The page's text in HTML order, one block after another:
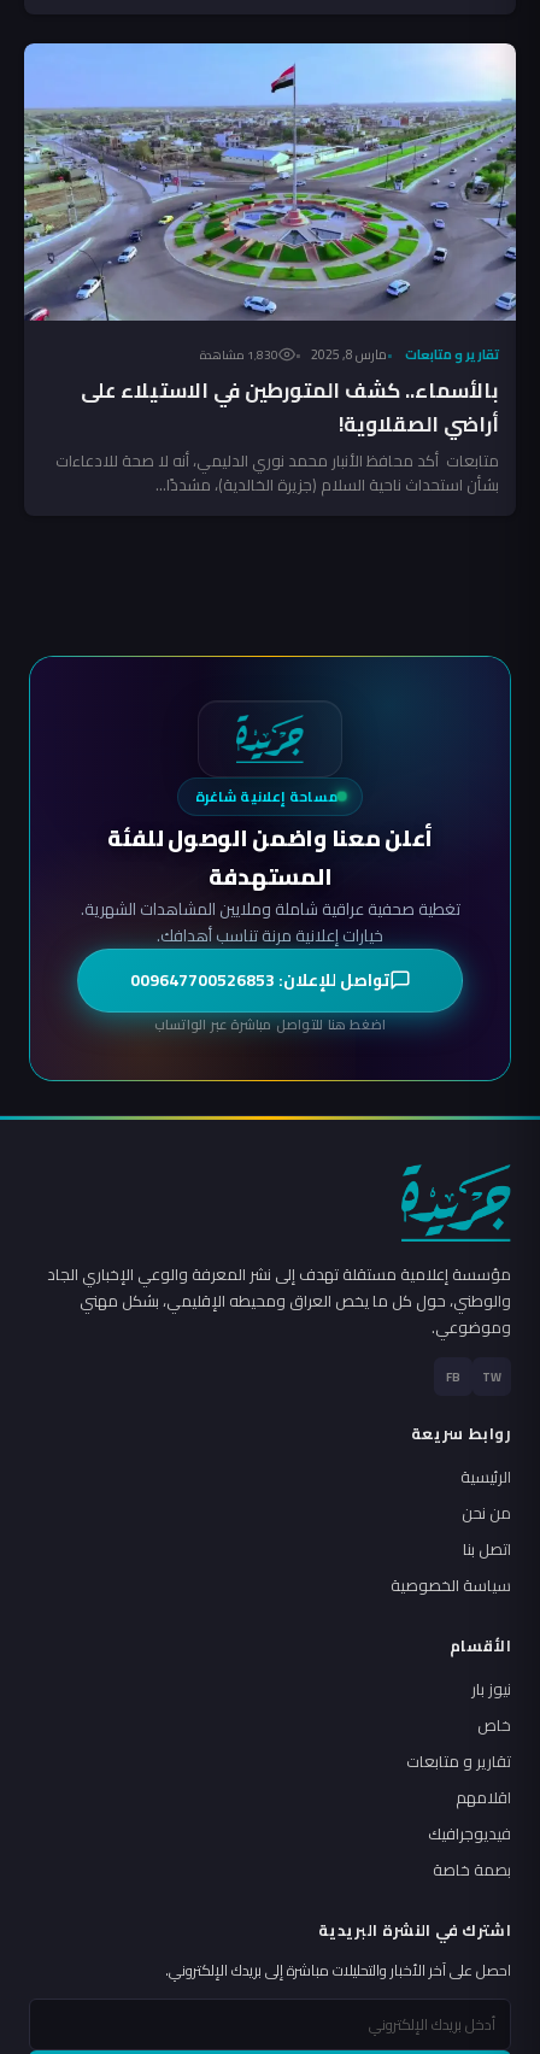
تقارير و متابعات مارس 8, 2025 1٬830 مشاهدة
بالأسماء.. كشف المتورطين في الاستيلاء على
أراضي الصقلاوية!
متابعات أكد محافظ الأنبار محمد نوري الدليمي، أنه لا صحة للادعاءات
بشأن استحداث ناحية السلام (جزيرة الخالدية)، مشددًا...
مساحة إعلانية شاغرة
أعلن معنا واضمن الوصول للفئة
المستهدفة
تغطية صحفية عراقية شاملة وملايين المشاهدات الشهرية.
خيارات إعلانية مرنة تناسب أهدافك.
تواصل للإعلان: 009647700526853
اضغط هنا للتواصل مباشرة عبر الواتساب
مؤسسة إعلامية مستقلة تهدف إلى نشر المعرفة والوعي الإخباري الجاد
والوطني، حول كل ما يخص العراق ومحيطه الإقليمي، بشكل مهني
وموضوعي.
TW
FB
روابط سريعة
الرئيسية
من نحن
اتصل بنا
سياسة الخصوصية
الأقسام
نيوز بار
خاص
تقارير و متابعات
اقلامهم
فيديوجرافيك
بصمة خاصة
اشترك في النشرة البريدية
احصل على آخر الأخبار والتحليلات مباشرة إلى بريدك الإلكتروني.